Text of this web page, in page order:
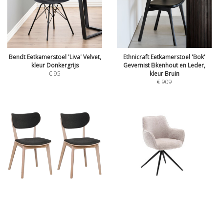
Bendt Eetkamerstoel 'Liva' Velvet,
kleur Donkergrijs
€95
Ethnicraft Eetkamerstoel 'Bok'
Gevernist Eikenhout en Leder,
kleur Bruin
€909